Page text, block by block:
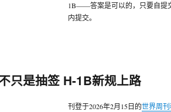
1B——答案是可以的，只要自提
内提交。
只是抽签 H-1B新规上路
刊登于2026年2月15日的世界周